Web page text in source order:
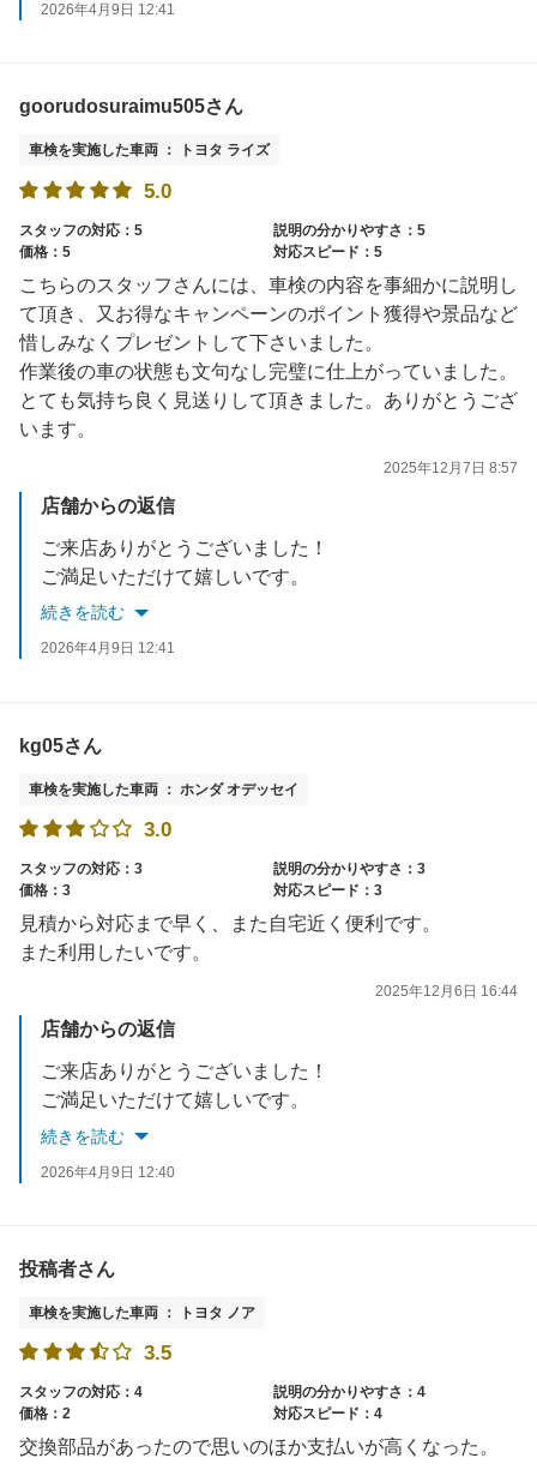
2026年4月9日 12:41
goorudosuraimu505さん
車検を実施した車両 ： トヨタ ライズ
5.0
スタッフの対応：5
説明の分かりやすさ：5
価格：5
対応スピード：5
こちらのスタッフさんには、車検の内容を事細かに説明し
て頂き、又お得なキャンペーンのポイント獲得や景品など
惜しみなくプレゼントして下さいました。
作業後の車の状態も文句なし完璧に仕上がっていました。
とても気持ち良く見送りして頂きました。ありがとうござ
います。
2025年12月7日 8:57
店舗からの返信
ご来店ありがとうございました！
ご満足いただけて嬉しいです。
またのご利用をお待ちしております！
続きを読む
2026年4月9日 12:41
kg05さん
車検を実施した車両 ： ホンダ オデッセイ
3.0
スタッフの対応：3
説明の分かりやすさ：3
価格：3
対応スピード：3
見積から対応まで早く、また自宅近く便利です。
また利用したいです。
2025年12月6日 16:44
店舗からの返信
ご来店ありがとうございました！
ご満足いただけて嬉しいです。
またのご利用をお待ちしております！
続きを読む
2026年4月9日 12:40
投稿者さん
車検を実施した車両 ： トヨタ ノア
3.5
スタッフの対応：4
説明の分かりやすさ：4
価格：2
対応スピード：4
交換部品があったので思いのほか支払いが高くなった。